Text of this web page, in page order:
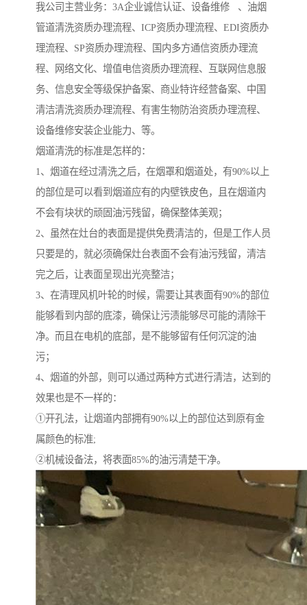
我公司主营业务：3A企业诚信认证、设备维修 、油烟
管道清洗资质办理流程、ICP资质办理流程、EDI资质办
理流程、SP资质办理流程、国内多方通信资质办理流
程、网络文化、增值电信资质办理流程、互联网信息服
务、信息安全等级保护备案、商业特许经营备案、中国
清洁清洗资质办理流程、有害生物防治资质办理流程、
设备维修安装企业能力、等。
烟道清洗的标准是怎样的：
1、烟道在经过清洗之后，在烟罩和烟道处，有90%以上
的部位是可以看到烟道应有的内壁铁皮色，且在烟道内
不会有块状的顽固油污残留，确保整体美观；
2、虽然在灶台的表面是提供免费清洁的，但是工作人员
只要是的，就必须确保灶台表面不会有油污残留，清洁
完之后，让表面呈现出光亮整洁；
3、在清理风机叶轮的时候，需要让其表面有90%的部位
能够看到内部的底漆，确保让污渍能够尽可能的清除干
净。而且在电机的底部，是不能够留有任何沉淀的油
污；
4、烟道的外部，则可以通过两种方式进行清洁，达到的
效果也是不一样的：
①开孔法，让烟道内部拥有90%以上的部位达到原有金
属颜色的标准;
②机械设备法，将表面85%的油污清楚干净。